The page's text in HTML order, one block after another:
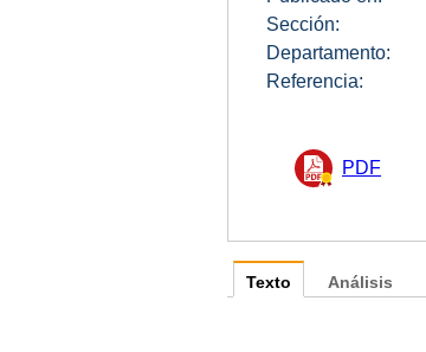
Sección:
Departamento:
Referencia:
PDF
Texto Análisis